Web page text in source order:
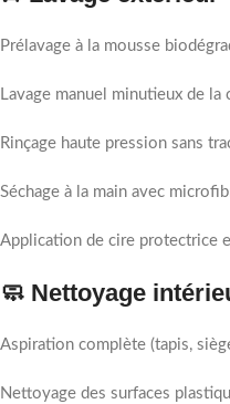
Prélavage à la mousse
Lavage manuel minutieux de la
Rinçage haute pression sans
Séchage à la main avec
Application de cire protectrice
🧼 Nettoyage
Aspiration complète (tapis,
Nettoyage des surfaces